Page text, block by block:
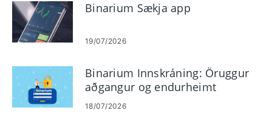
Binarium Sækja app
19/07/2026
Binarium Innskráning: Öruggur
aðgangur og endurheimt
lykilorðs
18/07/2026